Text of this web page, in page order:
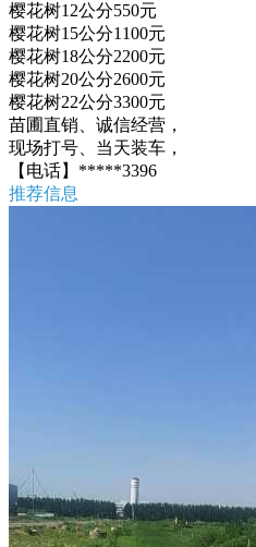
樱花树12公分550元
樱花树15公分1100元
樱花树18公分2200元
樱花树20公分2600元
樱花树22公分3300元
苗圃直销、诚信经营，
现场打号、当天装车，
【电话】*****3396
推荐信息